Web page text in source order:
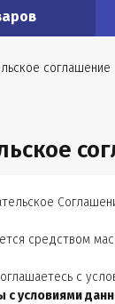
соглашение
средством
с
с условиями